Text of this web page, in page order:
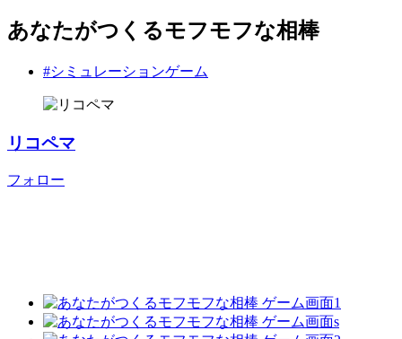
あなたがつくるモフモフな相棒
#シミュレーションゲーム
リコペマ
フォロー